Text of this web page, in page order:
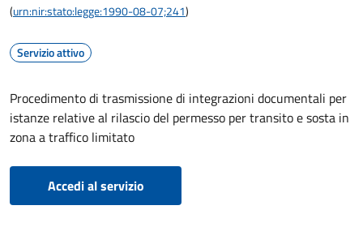
(urn:nir:stato:legge:1990-08-07;241)
Servizio attivo
Procedimento di trasmissione di integrazioni documentali per
istanze relative al rilascio del permesso per transito e sosta in
zona a traffico limitato
Accedi al servizio